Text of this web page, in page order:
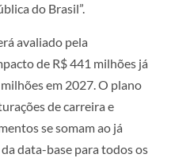
do Brasil”.
avaliado pela
de R$ 441 milhões já
em 2027. O plano
de carreira e
se somam ao já
data-base para todos os